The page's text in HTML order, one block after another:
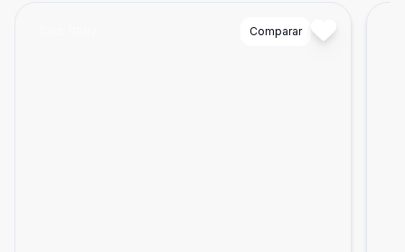
Comparar